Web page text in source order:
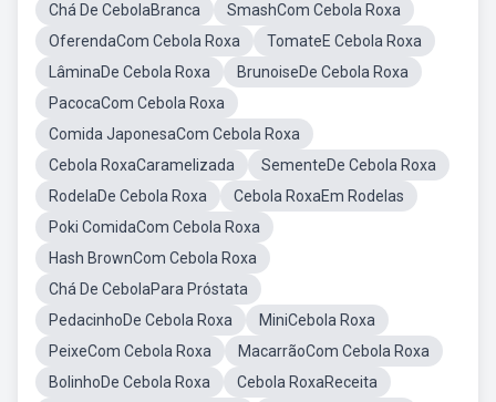
Chá De CebolaBranca
SmashCom Cebola Roxa
OferendaCom Cebola Roxa
TomateE Cebola Roxa
LâminaDe Cebola Roxa
BrunoiseDe Cebola Roxa
PacocaCom Cebola Roxa
Comida JaponesaCom Cebola Roxa
Cebola RoxaCaramelizada
SementeDe Cebola Roxa
RodelaDe Cebola Roxa
Cebola RoxaEm Rodelas
Poki ComidaCom Cebola Roxa
Hash BrownCom Cebola Roxa
Chá De CebolaPara Próstata
PedacinhoDe Cebola Roxa
MiniCebola Roxa
PeixeCom Cebola Roxa
MacarrãoCom Cebola Roxa
BolinhoDe Cebola Roxa
Cebola RoxaReceita